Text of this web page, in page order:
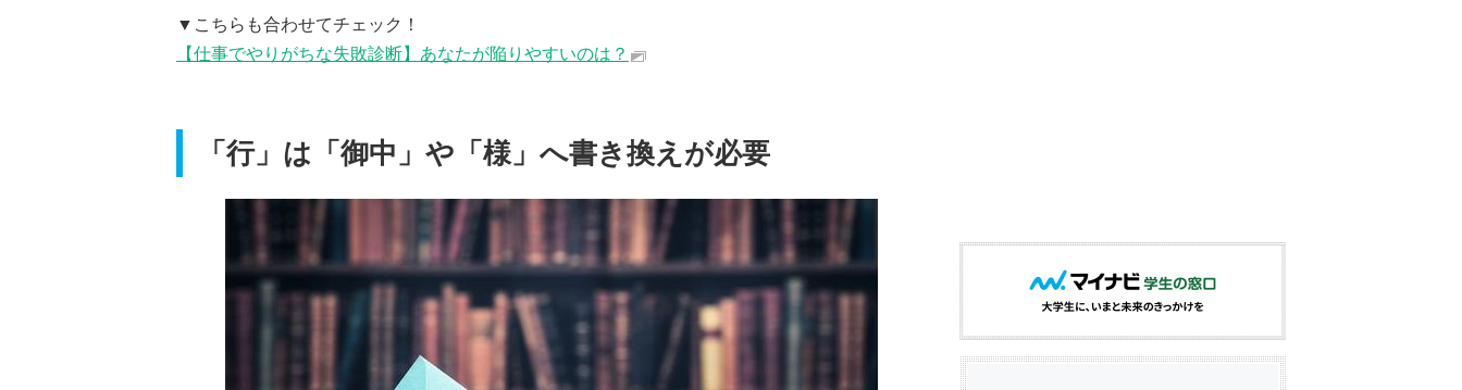
▼こちらも合わせてチェック！
【仕事でやりがちな失敗診断】あなたが陥りやすいのは？
「行」は「御中」や「様」へ書き換えが必要